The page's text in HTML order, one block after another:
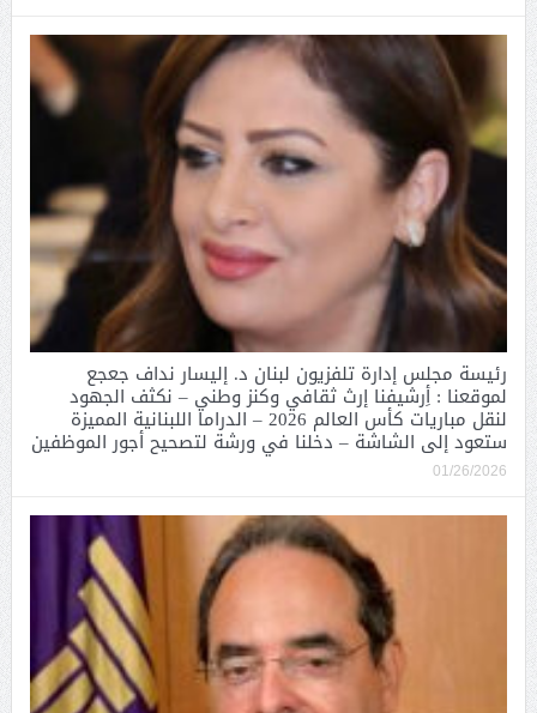
رئيسة مجلس إدارة تلفزيون لبنان د. إليسار نداف جعجع
لموقعنا : أِرشيفنا إرث ثقافي وكنز وطني – نكثف الجهود
لنقل مباريات كأس العالم 2026 – الدراما اللبنانية المميزة
ستعود إلى الشاشة – دخلنا في ورشة لتصحيح أجور الموظفين
01/26/2026